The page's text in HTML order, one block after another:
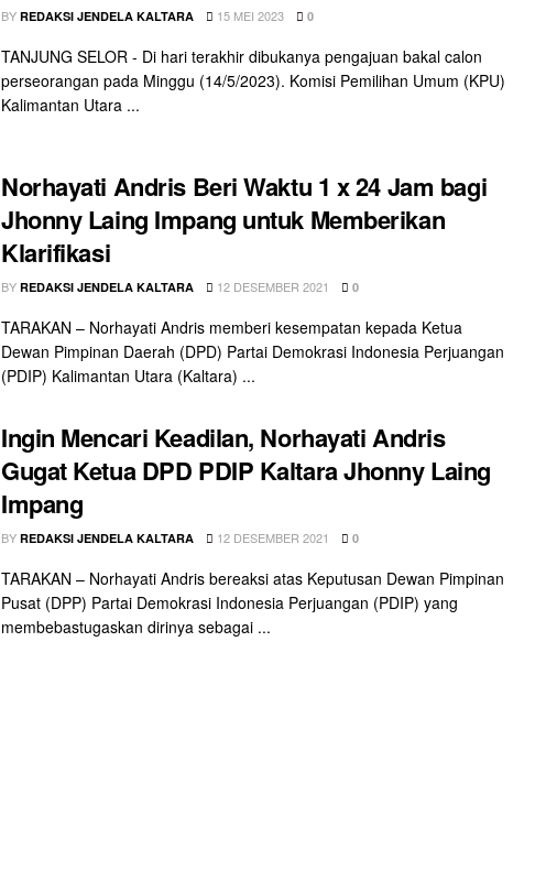
BY REDAKSI JENDELA KALTARA 15 MEI 2023 0
TANJUNG SELOR - Di hari terakhir dibukanya pengajuan bakal calon
perseorangan pada Minggu (14/5/2023). Komisi Pemilihan Umum (KPU)
Kalimantan Utara ...
Norhayati Andris Beri Waktu 1 x 24 Jam bagi
Jhonny Laing Impang untuk Memberikan
Klarifikasi
BY REDAKSI JENDELA KALTARA 12 DESEMBER 2021 0
TARAKAN – Norhayati Andris memberi kesempatan kepada Ketua
Dewan Pimpinan Daerah (DPD) Partai Demokrasi Indonesia Perjuangan
(PDIP) Kalimantan Utara (Kaltara) ...
Ingin Mencari Keadilan, Norhayati Andris
Gugat Ketua DPD PDIP Kaltara Jhonny Laing
Impang
BY REDAKSI JENDELA KALTARA 12 DESEMBER 2021 0
TARAKAN – Norhayati Andris bereaksi atas Keputusan Dewan Pimpinan
Pusat (DPP) Partai Demokrasi Indonesia Perjuangan (PDIP) yang
membebastugaskan dirinya sebagai ...